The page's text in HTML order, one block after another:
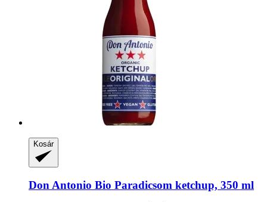
Kosár
Don Antonio Bio Paradicsom ketchup, 350 ml